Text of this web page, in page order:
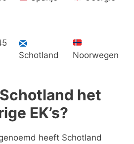
Schotland
Noorwegen
het
EK’s?
heeft Schotland